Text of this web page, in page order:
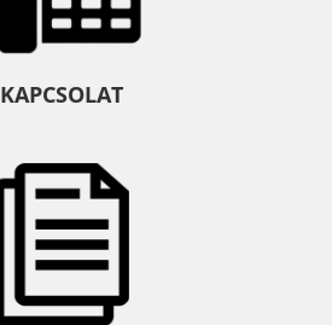
KAPCSOLAT